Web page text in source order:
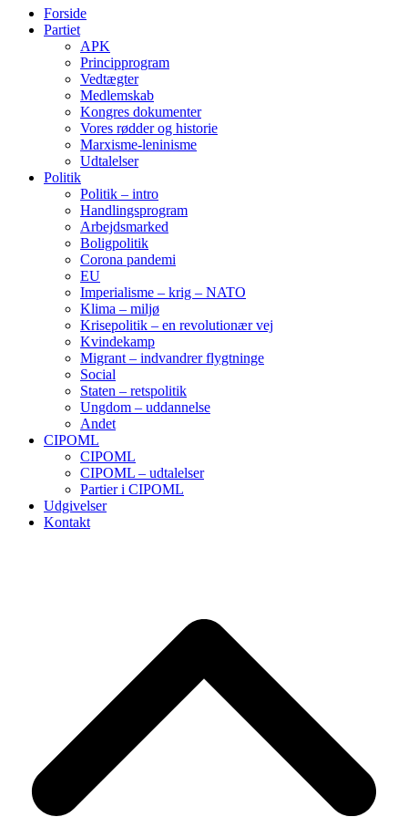
Forside
Partiet
APK
Principprogram
Vedtægter
Medlemskab
Kongres dokumenter
Vores rødder og historie
Marxisme-leninisme
Udtalelser
Politik
Politik – intro
Handlingsprogram
Arbejdsmarked
Boligpolitik
Corona pandemi
EU
Imperialisme – krig – NATO
Klima – miljø
Krisepolitik – en revolutionær vej
Kvindekamp
Migrant – indvandrer flygtninge
Social
Staten – retspolitik
Ungdom – uddannelse
Andet
CIPOML
CIPOML
CIPOML – udtalelser
Partier i CIPOML
Udgivelser
Kontakt